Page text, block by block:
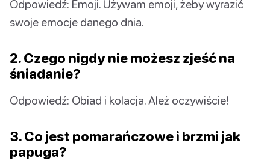
Odpowiedź: Emoji. Używam emoji, żeby wyrazić
swoje emocje danego dnia.
2. Czego nigdy nie możesz zjeść na
śniadanie?
Odpowiedź: Obiad i kolacja. Ależ oczywiście!
3. Co jest pomarańczowe i brzmi jak
papuga?